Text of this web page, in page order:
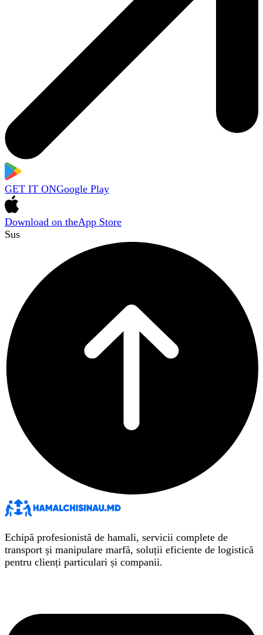
GET IT ONGoogle Play
Download on theApp Store
Sus
Echipă profesionistă de hamali, servicii complete de
transport și manipulare marfă, soluții eficiente de logistică
pentru clienți particulari și companii.